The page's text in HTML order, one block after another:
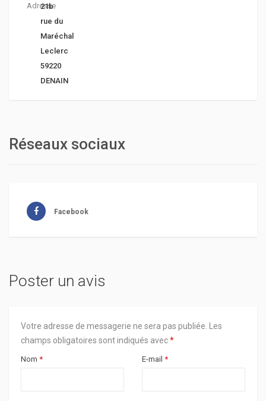
Adresse
21b
rue du
Maréchal
Leclerc
59220
DENAIN
Réseaux sociaux
Facebook
Poster un avis
Votre adresse de messagerie ne sera pas publiée.
Les
champs obligatoires sont indiqués avec*
Nom * E-mail *